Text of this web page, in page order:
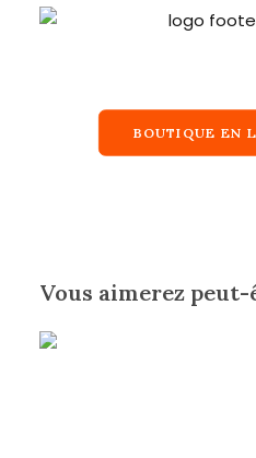
BOUTIQUE EN
Vous aimerez